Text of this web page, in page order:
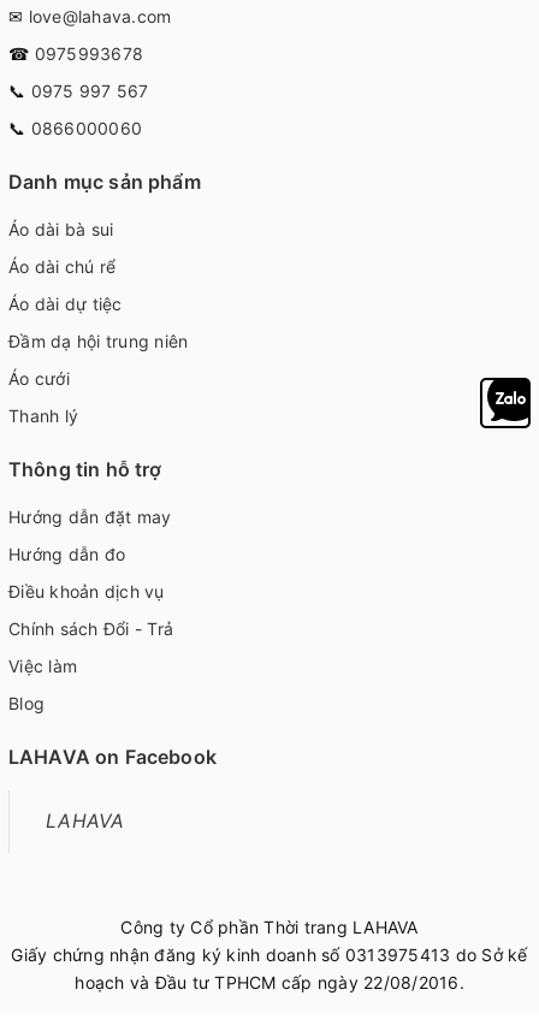
✉ love@lahava.com
☎ 0975993678
📞 0975 997 567
📞 0866000060
Danh mục sản phẩm
Áo dài bà sui
Áo dài chú rể
Áo dài dự tiệc
Đầm dạ hội trung niên
Áo cưới
Thanh lý
Thông tin hỗ trợ
Hướng dẫn đặt may
Hướng dẫn đo
Điều khoản dịch vụ
Chính sách Đổi - Trả
Việc làm
Blog
Công ty Cổ phần Thời trang LAHAVA
Giấy chứng nhận đăng ký kinh doanh số 0313975413 do Sở kế
hoạch và Đầu tư TPHCM cấp ngày 22/08/2016.
LAHAVA on Facebook
LAHAVA